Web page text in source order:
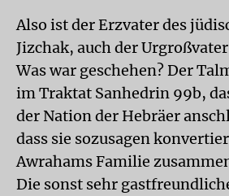
Also ist der Erzvater des
Jizchak, auch der
Was war geschehen? Der
im Traktat Sanhedrin 99b,
der Nation der Hebräer
dass sie sozusagen
Awrahams Familie
Die sonst sehr